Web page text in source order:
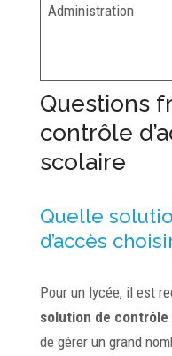
Administration
Questions
contrôle
scolaire
Quelle
d’accès
Pour un lycée, il est
solution de contrôle
de gérer un grand